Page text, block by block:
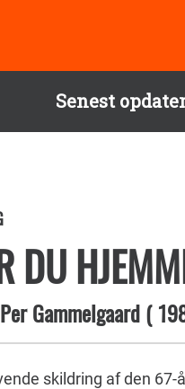
Senest
DU
Per Gammelgaard(
skildring af den